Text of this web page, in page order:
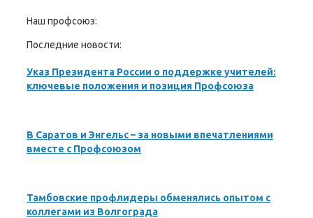
Наш профсоюз:
Последние новости:
Указ Президента России о поддержке учителей:
ключевые положения и позиция Профсоюза
В Саратов и Энгельс – за новыми впечатлениями
вместе с Профсоюзом
Тамбовские профлидеры обменялись опытом с
коллегами из Волгограда